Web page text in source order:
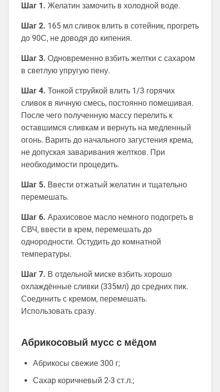
Шаг 1. Желатин замочить в холодной воде.
Шаг 2. 165 мл сливок влить в сотейник, прогреть
до 90С, не доводя до кипения.
Шаг 3. Одновременно взбить желтки с сахаром
в светлую упругую пену.
Шаг 4. Тонкой струйкой влить 1/3 горячих
сливок в яичную смесь, постоянно помешивая.
После чего полученную массу перелить к
оставшимся сливкам и вернуть на медленный
огонь. Варить до начального загустения крема,
не допуская заваривания желтков. При
необходимости процедить.
Шаг 5. Ввести отжатый желатин и тщательно
перемешать.
Шаг 6. Арахисовое масло немного подогреть в
СВЧ, ввести в крем, перемешать до
однородности. Остудить до комнатной
температуры.
Шаг 7. В отдельной миске взбить хорошо
охлаждённые сливки (335мл) до средних пик.
Соединить с кремом, перемешать.
Использовать сразу.
Абрикосовый мусс с мёдом
Абрикосы свежие 300 г;
Сахар коричневый 2-3 ст.л.;